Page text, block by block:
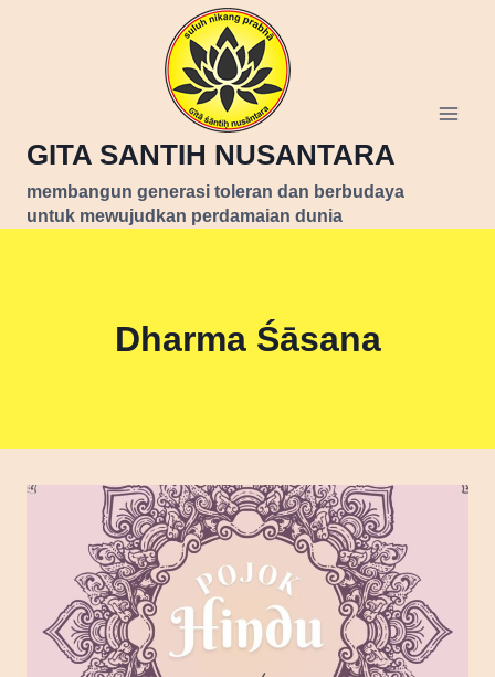
GITA SANTIH NUSANTARA
membangun generasi toleran dan berbudaya
untuk mewujudkan perdamaian dunia
Dharma Śāsana